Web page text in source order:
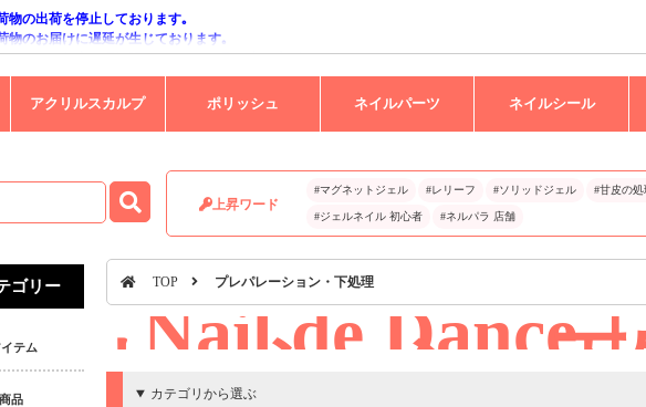
物の出荷を停止しております｡
物のお届けに遅延が生じております｡
ますが､ 何卒ご理解賜りますようお願い申し上げます｡
アクリルスカルプ ポリッシュ ネイルパーツ ネイルシール
上昇ワード
#マグネットジェル #レリーフ #ソリッドジェル #甘皮の処
#ジェルネイル 初心者 #ネルパラ 店舗
ゴリー
テム
品
TOP プレパレーション・下処理
Nail de Dance
レーション・下
カテゴリから選ぶ